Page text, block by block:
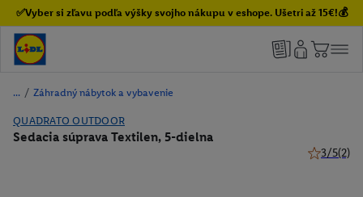
✅Vyber si zľavu podľa výšky svojho nákupu v eshope. Ušetri až 15€!💰
/ Záhradný nábytok a vybavenie
QUADRATO OUTDOOR
Sedacia súprava Textilen, 5-dielna
3/5(2)